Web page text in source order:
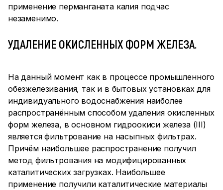
применение перманганата калия подчас
незаменимо.
УДАЛЕНИЕ ОКИСЛЕННЫХ ФОРМ ЖЕЛЕЗА.
На данный момент как в процессе промышленного
обезжелезивания, так и в бытовых установках для
индивидуального водоснабжения наиболее
распространённым способом удаления окисленных
форм железа, в основном гидроокиси железа (III)
является фильтрование на насыпных фильтрах.
Причём наибольшее распространение получил
метод фильтрования на модифицированных
каталитических загрузках. Наибольшее
применение получили каталитические материалы